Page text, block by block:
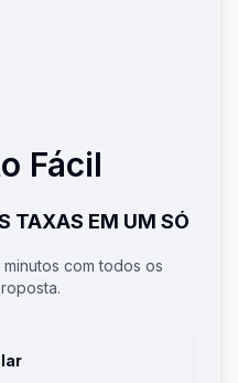
Fácil
TAXAS EM UM SÓ
com todos os